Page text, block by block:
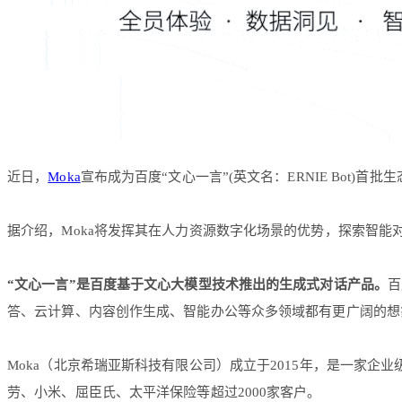
近日，Moka宣布成为百度“文心一言”(英文名：ERNIE Bot)首批
据介绍，Moka将发挥其在人力资源数字化场景的优势，探索智
“文心一言”是百度基于文心大模型技术推出的生成式对话产品。
答、云计算、内容创作生成、智能办公等众多领域都有更广阔的
Moka（北京希瑞亚斯科技有限公司）成立于2015年，是一家企
劳、小米、屈臣氏、太平洋保险等超过2000家客户。